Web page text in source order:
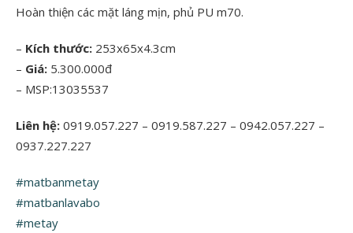
Hoàn thiện các mặt láng mịn, phủ PU m70.
– Kích thước: 253x65x4.3cm
– Giá: 5.300.000đ
– MSP:13035537
Liên hệ: 0919.057.227 – 0919.587.227 – 0942.057.227 –
0937.227.227
#matbanmetay
#matbanlavabo
#metay